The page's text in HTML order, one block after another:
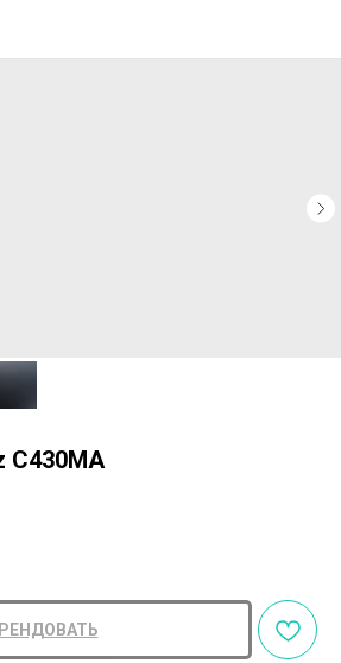
C430MA